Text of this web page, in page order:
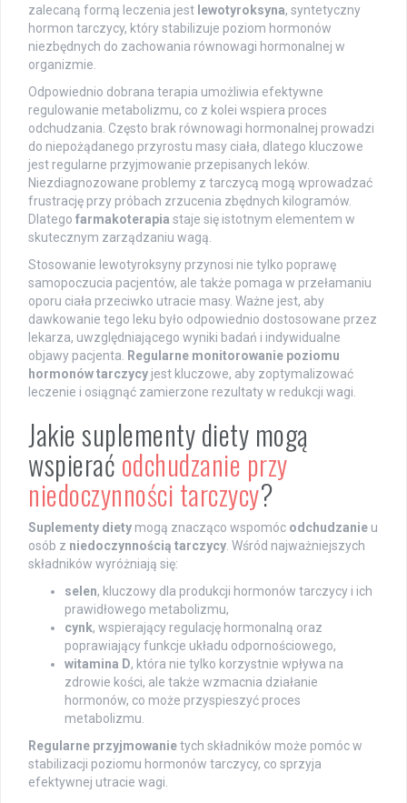
zalecaną formą leczenia jest lewotyroksyna, syntetyczny
hormon tarczycy, który stabilizuje poziom hormonów
niezbędnych do zachowania równowagi hormonalnej w
organizmie.
Odpowiednio dobrana terapia umożliwia efektywne
regulowanie metabolizmu, co z kolei wspiera proces
odchudzania. Często brak równowagi hormonalnej prowadzi
do niepożądanego przyrostu masy ciała, dlatego kluczowe
jest regularne przyjmowanie przepisanych leków.
Niezdiagnozowane problemy z tarczycą mogą wprowadzać
frustrację przy próbach zrzucenia zbędnych kilogramów.
Dlatego farmakoterapia staje się istotnym elementem w
skutecznym zarządzaniu wagą.
Stosowanie lewotyroksyny przynosi nie tylko poprawę
samopoczucia pacjentów, ale także pomaga w przełamaniu
oporu ciała przeciwko utracie masy. Ważne jest, aby
dawkowanie tego leku było odpowiednio dostosowane przez
lekarza, uwzględniającego wyniki badań i indywidualne
objawy pacjenta.
Regularne monitorowanie poziomu
hormonów tarczycy jest kluczowe, aby zoptymalizować
leczenie i osiągnąć zamierzone rezultaty w redukcji wagi.
Jakie suplementy diety mogą
wspierać odchudzanie przy
niedoczynności tarczycy?
Suplementy diety mogą znacząco wspomóc odchudzanie u
osób z niedoczynnością tarczycy . Wśród najważniejszych
składników wyróżniają się:
selen, kluczowy dla produkcji hormonów tarczycy i ich
prawidłowego metabolizmu,
cynk, wspierający regulację hormonalną oraz
poprawiający funkcje układu odpornościowego,
witamina D, która nie tylko korzystnie wpływa na
zdrowie kości, ale także wzmacnia działanie
hormonów, co może przyspieszyć proces
metabolizmu.
Regularne przyjmowanietych składników może pomóc w
stabilizacji poziomu hormonów tarczycy, co sprzyja
efektywnej utracie wagi.